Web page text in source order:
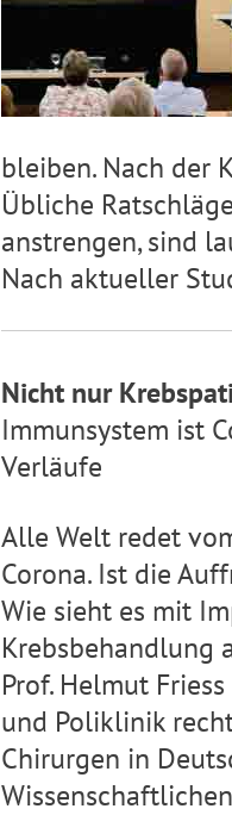
bleiben. Nach der
Übliche
anstrengen, sind
Nach aktueller
Nicht nur
Immunsystem ist
Verläufe
Alle Welt redet
Corona. Ist die
Wie sieht es mit
Krebsbehandlung
Prof. Helmut
und Poliklinik
Chirurgen in